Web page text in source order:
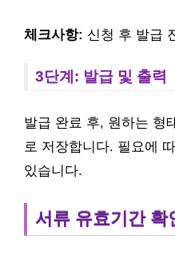
체크사항: 신청 후 발급
3단계: 발급 및 출력
발급 완료 후, 원하는 형
로 저장합니다. 필요에
있습니다.
서류 유효기간 확